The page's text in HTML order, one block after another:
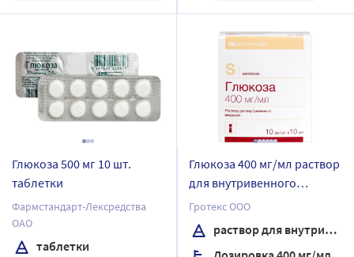
Глюкоза 500 мг 10 шт.
таблетки
Фармстандарт-Лексредства
ОАО
таблетки
Глюкоза 400 мг/мл раствор
для внутривенного
введения 10 мл ампулы 10
шт.
Гротекс ООО
раствор для внутривенного введения